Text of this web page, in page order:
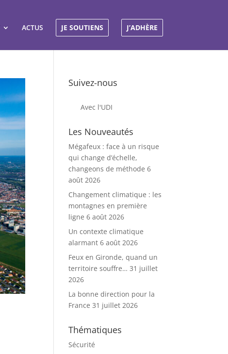
ACTUS JE SOUTIENS J’ADHÈRE
Suivez-nous
Avec l'UDI
Les Nouveautés
Mégafeux : face à un risque
qui change d’échelle,
changeons de méthode 6
août 2026
Changement climatique : les
montagnes en première
ligne 6 août 2026
Un contexte climatique
alarmant 6 août 2026
Feux en Gironde, quand un
territoire souffre… 31 juillet
2026
La bonne direction pour la
France 31 juillet 2026
Thématiques
Sécurité